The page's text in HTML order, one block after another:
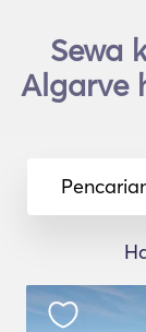
Sewa
Algarve